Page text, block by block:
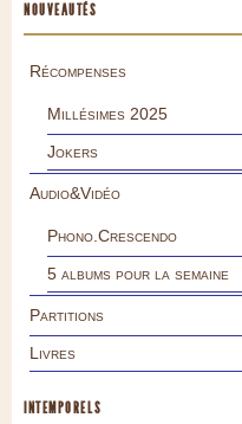
NOUVEAUTÉS
Récompenses
Millésimes 2025
Jokers
Audio&Vidéo
Phono.Crescendo
5 albums pour la semaine
Partitions
Livres
INTEMPORELS